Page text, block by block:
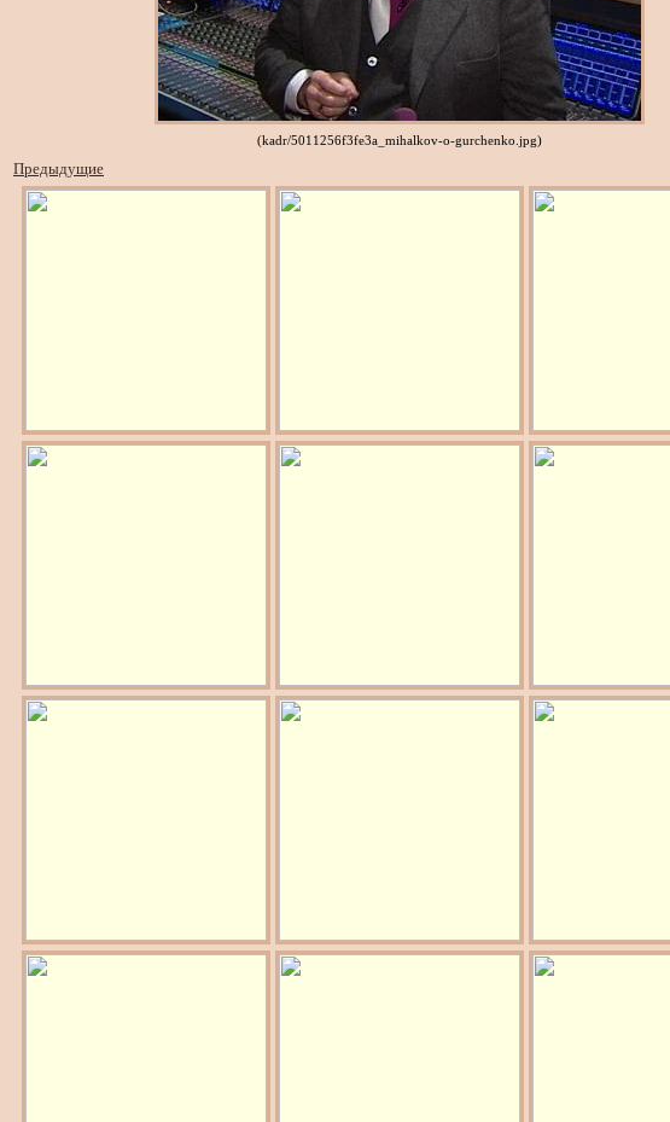
(kadr/5011256f3fe3a_mihalkov-o-gurchenko.jpg)
Предыдущие